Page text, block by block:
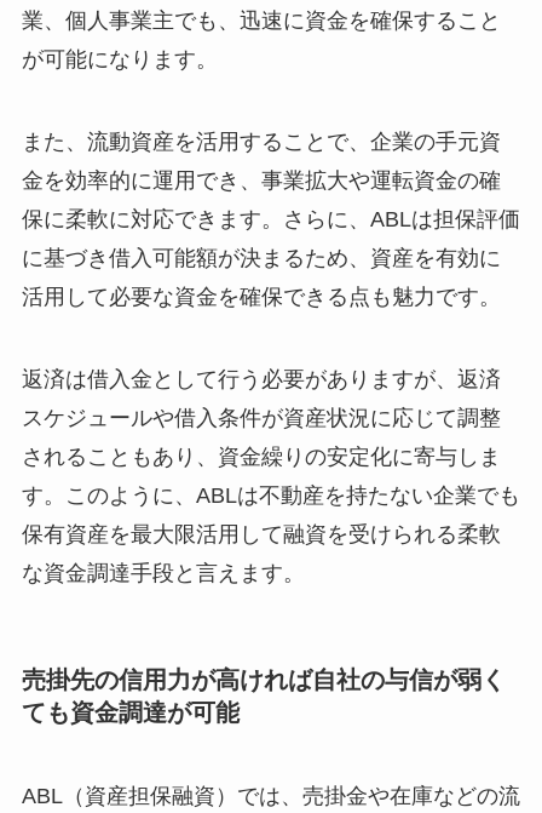
業、個人事業主でも、迅速に資金を確保すること
が可能になります。
また、流動資産を活用することで、企業の手元資
金を効率的に運用でき、事業拡大や運転資金の確
保に柔軟に対応できます。さらに、ABLは担保評価
に基づき借入可能額が決まるため、資産を有効に
活用して必要な資金を確保できる点も魅力です。
返済は借入金として行う必要がありますが、返済
スケジュールや借入条件が資産状況に応じて調整
されることもあり、資金繰りの安定化に寄与しま
す。このように、ABLは不動産を持たない企業でも
保有資産を最大限活用して融資を受けられる柔軟
な資金調達手段と言えます。
売掛先の信用力が高ければ自社の与信が弱く
ても資金調達が可能
ABL（資産担保融資）では、売掛金や在庫などの流